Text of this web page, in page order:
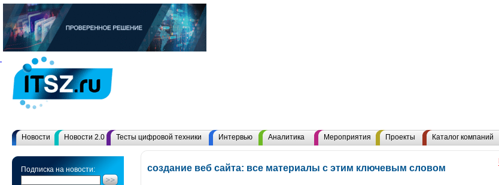
Новости Новости 2.0 Тесты цифровой техники Интервью Аналитика Мероприятия Проекты Каталог компаний
Подписка на новости: создание веб сайта: все материалы с этим ключевым словом